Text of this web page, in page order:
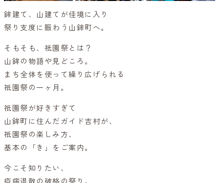
鉾建て、山建てが佳境に入り
祭り支度に賑わう山鉾町へ。
そもそも、祇園祭とは？
山鉾の物語や見どころ。
まち全体を使って繰り広げられる
祇園祭の一ヶ月。
祇園祭が好きすぎて
山鉾町に住んだガイド吉村が、
祇園祭の楽しみ方、
基本の「き」をご案内。
今こそ知りたい、